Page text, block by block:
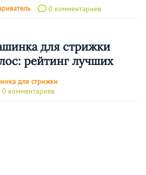
0 комментариев
для стрижки
рейтинг лучших
для стрижки
0 комментариев